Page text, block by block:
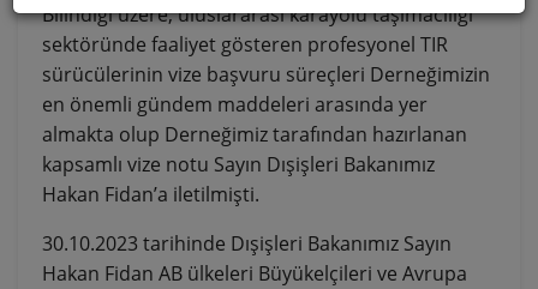
Bilindiği üzere, uluslararası karayolu taşımacılığı
sektöründe faaliyet gösteren profesyonel TIR
sürücülerinin vize başvuru süreçleri Derneğimizin
en önemli gündem maddeleri arasında yer
almakta olup Derneğimiz tarafından hazırlanan
kapsamlı vize notu Sayın Dışişleri Bakanımız
Hakan Fidan’a iletilmişti.
30.10.2023 tarihinde Dışişleri Bakanımız Sayın
Hakan Fidan AB ülkeleri Büyükelçileri ve Avrupa